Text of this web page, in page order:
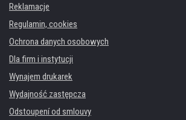
Reklamacje
Regulamin, cookies
Ochrona danych osobowych
Dla firm i instytucji
Wynajem drukarek
Wydajność zastępcza
Odstoupení od smlouvy